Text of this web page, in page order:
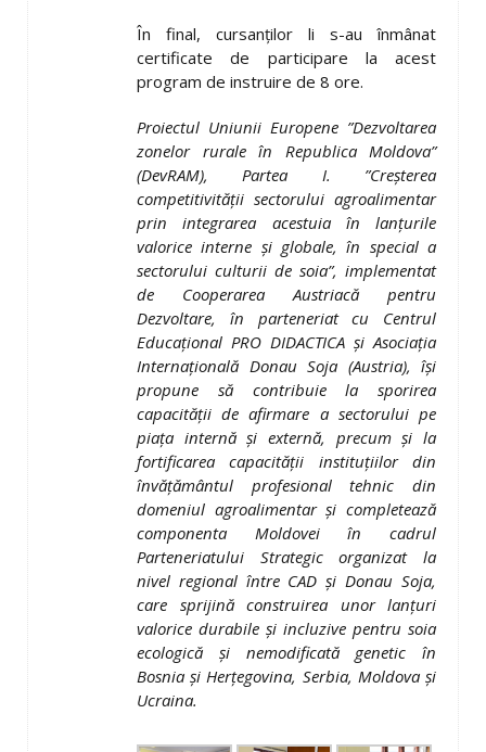
În final, cursanților li s-au înmânat
certificate de participare la acest
program de instruire de 8 ore.
Proiectul Uniunii Europene ”Dezvoltarea
zonelor rurale în Republica Moldova”
(DevRAM), Partea I. ”Creşterea
competitivităţii sectorului agroalimentar
prin integrarea acestuia în lanţurile
valorice interne şi globale, în special a
sectorului culturii de soia”, implementat
de Cooperarea Austriacă pentru
Dezvoltare, în parteneriat cu Centrul
Educaţional PRO DIDACTICA şi Asociaţia
Internaţională Donau Soja (Austria), îşi
propune să contribuie la sporirea
capacităţii de afirmare a sectorului pe
piaţa internă şi externă, precum şi la
fortificarea capacităţii instituţiilor din
învăţământul profesional tehnic din
domeniul agroalimentar şi completează
componenta Moldovei în cadrul
Parteneriatului Strategic organizat la
nivel regional între CAD şi Donau Soja,
care sprijină construirea unor lanţuri
valorice durabile şi incluzive pentru soia
ecologică şi nemodificată genetic în
Bosnia şi Herţegovina, Serbia, Moldova şi
Ucraina.